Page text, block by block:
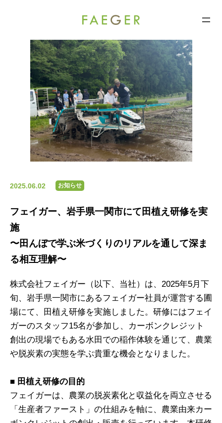
2025.06.02 お知らせ
フェイガー、岩手県一関市にて田植え研修を実
施
〜田んぼで学ぶ米づくりのリアルを通して深ま
る相互理解〜
株式会社フェイガー（以下、当社）は、2025年5月下
旬、岩手県一関市にあるフェイガー社員が運営する圃
場にて、田植え研修を実施しました。研修にはフェイ
ガーのスタッフ15名が参加し、カーボンクレジット
創出の現場でもある水田での稲作体験を通じて、農業
や脱炭素の実態を学ぶ貴重な機会となりました。
■ 田植え研修の目的
フェイガーは、農業の脱炭素化と収益化を両立させる
「生産者ファースト」の仕組みを軸に、農業由来カー